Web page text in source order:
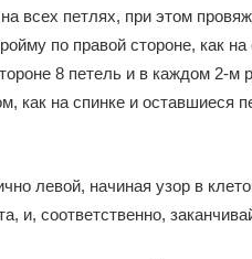
всех петлях, при этом
по правой стороне, как
8 петель и в каждом 2-м
как на спинке и оставшиеся
левой, начиная узор в
и, соответственно,